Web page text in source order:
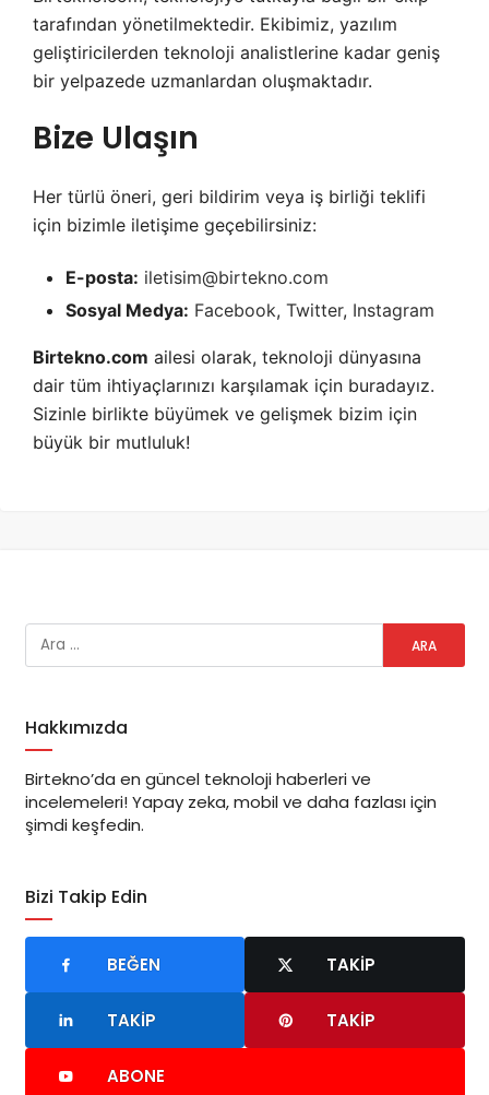
tarafından yönetilmektedir. Ekibimiz, yazılım
geliştiricilerden teknoloji analistlerine kadar geniş
bir yelpazede uzmanlardan oluşmaktadır.
Bize Ulaşın
Her türlü öneri, geri bildirim veya iş birliği teklifi
için bizimle iletişime geçebilirsiniz:
E-posta: iletisim@birtekno.com
Sosyal Medya: Facebook, Twitter, Instagram
Birtekno.com ailesi olarak, teknoloji dünyasına
dair tüm ihtiyaçlarınızı karşılamak için buradayız.
Sizinle birlikte büyümek ve gelişmek bizim için
büyük bir mutluluk!
Hakkımızda
Birtekno’da en güncel teknoloji haberleri ve
incelemeleri! Yapay zeka, mobil ve daha fazlası için
şimdi keşfedin.
Bizi Takip Edin
BEĞEN TAKIP
TAKIP TAKIP
ABONE